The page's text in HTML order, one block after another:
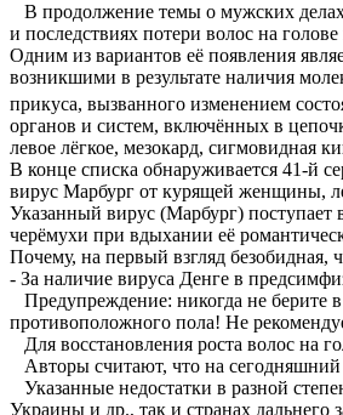
В продолжение темы о мужских
и последствиях потери волос на
Одним из вариантов её появления
возникшими в результате наличия
прикуса, вызванного изменением
органов и систем, включённых в
левое лёгкое, мезокард, сигмовидная
В конце списка обнаруживается 41-й
вирус Марбург от курящей женщины,
Указанный вирус (Марбург)
черёмухи при вдыхании её
Почему, на первый взгляд безобидная,
- За наличие вируса Денге в
Предупреждение: никогда не берите
противоположного пола! Не
Для восстановления роста волос на
Авторы считают, что на сегодняшний
Указанные недостатки в разной
Украины и др., так и странах дальнего